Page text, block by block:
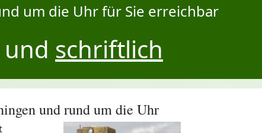
um die Uhr für Sie erreichbar
und schriftlich
und rund um die Uhr